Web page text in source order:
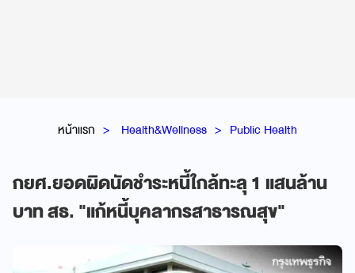
หน้าแรก Health&Wellness Public Health
กยศ.ยอดผิดนัดชำระหนี้ใกล้ทะลุ 1 แสนล้าน
บาท สธ. "แก้หนี้บุคลากรสาธารณสุข"